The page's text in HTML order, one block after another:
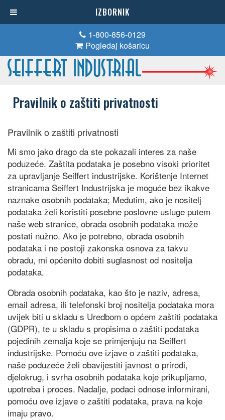
1-800-856-0129
Pogledaj košaricu
Pravilnik o zaštiti privatnosti
Pravilnik o zaštiti privatnosti
Mi smo jako drago da ste pokazali interes za naše
poduzeće. Zaštita podataka je posebno visoki prioritet
za upravljanje Seiffert industrijske. Korištenje Internet
stranicama Seiffert Industrijska je moguće bez ikakve
naznake osobnih podataka; Međutim, ako je nositelj
podataka želi koristiti posebne poslovne usluge putem
naše web stranice, obrada osobnih podataka može
postati nužno. Ako je potrebno, obrada osobnih
podataka i ne postoji zakonska osnova za takvu
obradu, mi općenito dobiti suglasnost od nositelja
podataka.
Obrada osobnih podataka, kao što je naziv, adresa,
email adresa, ili telefonski broj nositelja podataka mora
uvijek biti u skladu s Uredbom o općem zaštiti podataka
(GDPR), te u skladu s propisima o zaštiti podataka
pojedinih zemalja koje se primjenjuju na Seiffert
industrijske. Pomoću ove izjave o zaštiti podataka,
naše poduzeće želi obavijestiti javnost o prirodi,
djelokrug, i svrha osobnih podataka koje prikupljamo,
upotreba i proces. Nadalje, podaci odnose informirani,
pomoću ove izjave o zaštiti podataka, prava na koje
imaju pravo.
IZBORNIK